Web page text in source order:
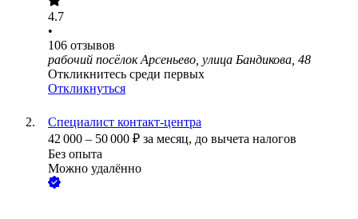
4.7
•
106 отзывов
рабочий посёлок Арсеньево, улица Бандикова, 48
Откликнитесь среди первых
Откликнуться
Специалист контакт-центра
42 000 – 50 000 ₽ за месяц, до вычета налогов
Без опыта
Можно удалённо